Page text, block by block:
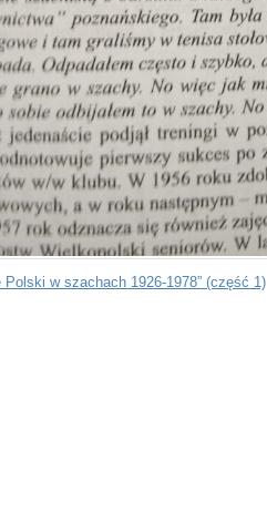
Polski w szachach 1926-1978” (część 1)